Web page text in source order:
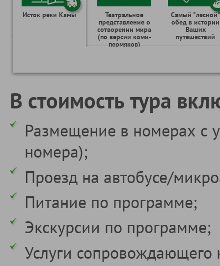
Исток реки Камы
Театральное
представление о
сотворении мира
(по версии коми-
пермяков)
Самый "лесной"
обед в истории
Ваших
путешествий
В стоимость тура
Размещение в номерах с
номера);
Проезд на автобусе/
Питание по программе;
Экскурсии по программе;
Услуги сопровождающего